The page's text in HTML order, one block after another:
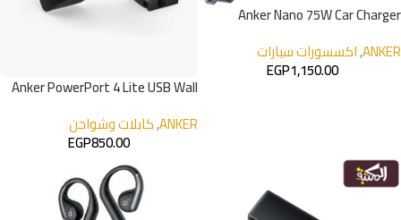
Anker Nano 75W Car Charger
ANKER
,اكسسورات سيارات
EGP1,150.00
Anker PowerPort 4 Lite USB Wall
ANKER
,كابلات وشواحن
EGP850.00